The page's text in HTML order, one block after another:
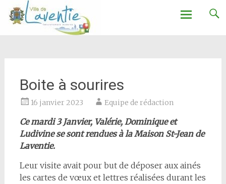
Ville de Laventie
Boite à sourires
16 janvier 2023 Equipe de rédaction
Ce mardi 3 Janvier, Valérie, Dominique et
Ludivine se sont rendues à la Maison St-Jean de
Laventie.
Leur visite avait pour but de déposer aux ainés
les cartes de vœux et lettres réalisées durant les